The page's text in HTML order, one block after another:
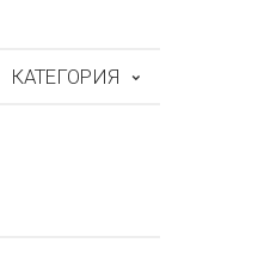
КАТЕГОРИЯ